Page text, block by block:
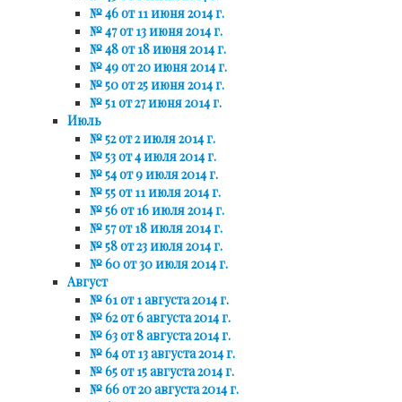
№ 46 от 11 июня 2014 г.
№ 47 от 13 июня 2014 г.
№ 48 от 18 июня 2014 г.
№ 49 от 20 июня 2014 г.
№ 50 от 25 июня 2014 г.
№ 51 от 27 июня 2014 г.
Июль
№ 52 от 2 июля 2014 г.
№ 53 от 4 июля 2014 г.
№ 54 от 9 июля 2014 г.
№ 55 от 11 июля 2014 г.
№ 56 от 16 июля 2014 г.
№ 57 от 18 июля 2014 г.
№ 58 от 23 июля 2014 г.
№ 60 от 30 июля 2014 г.
Август
№ 61 от 1 августа 2014 г.
№ 62 от 6 августа 2014 г.
№ 63 от 8 августа 2014 г.
№ 64 от 13 августа 2014 г.
№ 65 от 15 августа 2014 г.
№ 66 от 20 августа 2014 г.